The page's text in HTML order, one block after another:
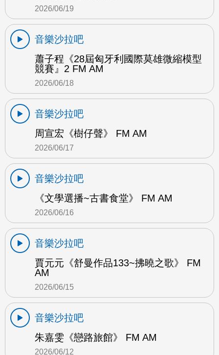
2026/06/19
音樂沙拉吧
蕭子程《28屆匈牙利國際莫雄微縮模型
競賽』2 FM AM
2026/06/18
音樂沙拉吧
周宣宏《樹仔聲》 FM AM
2026/06/17
音樂沙拉吧
《文學選播~古書食堂》 FM AM
2026/06/16
音樂沙拉吧
賈元元《舒曼作品133~拂曉之歌》 FM
AM
2026/06/15
音樂沙拉吧
朱嘉雯《戀路旅館》 FM AM
2026/06/12